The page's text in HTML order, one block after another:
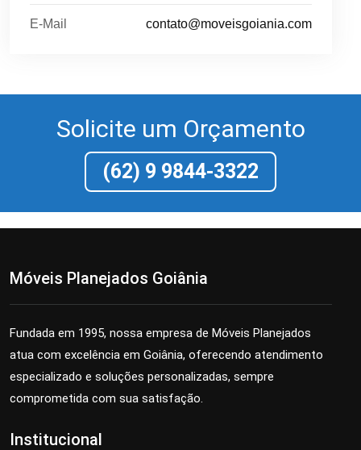
E-Mail contato@moveisgoiania.com
Solicite um Orçamento
(62) 9 9844-3322
Móveis Planejados Goiânia
Fundada em 1995, nossa empresa de Móveis Planejados
atua com excelência em Goiânia, oferecendo atendimento
especializado e soluções personalizadas, sempre
comprometida com sua satisfação.
Institucional